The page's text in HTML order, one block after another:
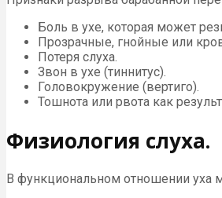
Боль в ухе, которая может
Прозрачные, гнойные или
Потеря слуха.
Звон в ухе (тиннитус).
Головокружение (вертиго).
Тошнота или рвота как
Физиология слуха.
В функциональном отношении уха